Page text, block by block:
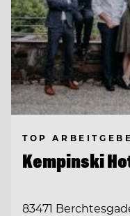
TOP
Kempinski
83471